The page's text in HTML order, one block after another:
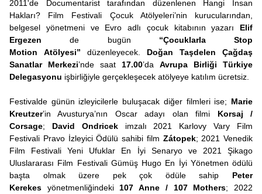
2011'de Documentarist tarafından düzenlenen Hangi İnsan
Hakları? Film Festivali Çocuk Atölyeleri’nin kurucularından,
belgesel yönetmeni ve Evro adlı çocuk kitabının yazarı Elif
Ergezen de bugün “Çocuklarla Stop
Motion
Atölyesi” düzenleyecek. Doğan Taşdelen Çağdaş
Sanatlar Merkezi’nde saat 17.00’da Avrupa Birliği Türkiye
Delegasyonu işbirliğiyle gerçekleşecek atölyeye katılım ücretsiz.
Festivalde günün izleyicilerle buluşacak diğer filmleri ise; Marie
Kreutzer’in Avusturya’nın Oscar adayı olan filmi Korsaj /
Corsage; David Ondricekimzalı 2021 Karlovy Vary Film
Festivali Pravo İzleyici Ödülü sahibi film Zátopek; 2021 Venedik
Film Festivali Yeni Ufuklar En İyi Senaryo ve 2021 Şikago
Uluslararası Film Festivali Gümüş Hugo En İyi Yönetmen ödülü
başta olmak üzere pek çok ödüle sahip Peter
Kerekes yönetmenliğindeki107 Anne / 107 Mothers; 2022